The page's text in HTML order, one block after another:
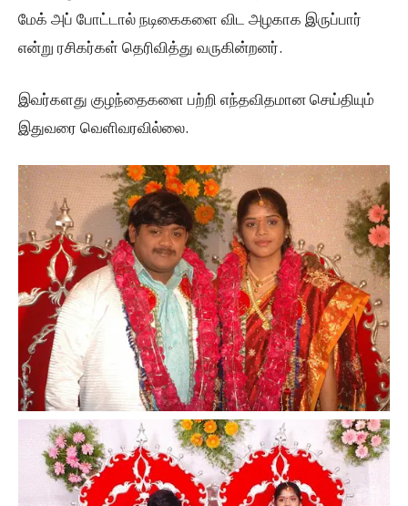
மேக் அப் போட்டால் நடிகைகளை விட அழகாக இருப்பார்
என்று ரசிகர்கள் தெரிவித்து வருகின்றனர்.
இவர்களது குழந்தைகளை பற்றி எந்தவிதமான செய்தியும்
இதுவரை வெளிவரவில்லை.